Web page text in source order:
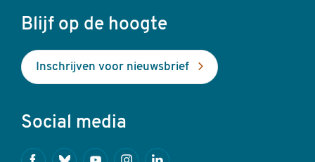
Blijf op de hoogte
Inschrijven voor nieuwsbrief
Social media